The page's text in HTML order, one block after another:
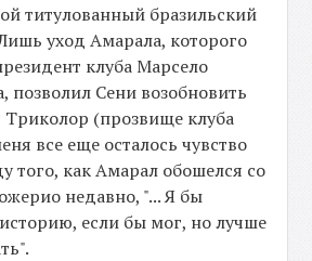
титулованный бразильский
уход Амарала, которого
клуба Марсело
позволил Сени возобновить
Триколор (прозвище клуба
все еще осталось чувство
того, как Амарал обошелся со
недавно, "... Я бы
если бы мог, но лучше